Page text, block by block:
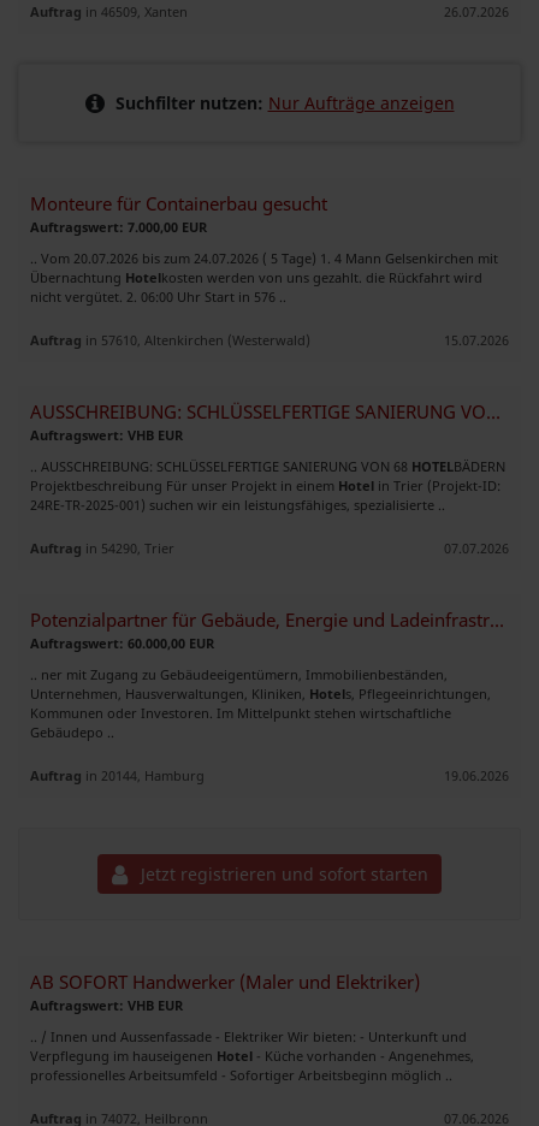
Auftrag in 46509, Xanten 26.07.2026
Suchfilter nutzen: Nur Aufträge anzeigen
Monteure für Containerbau gesucht
Auftragswert: 7.000,00 EUR
.. Vom 20.07.2026 bis zum 24.07.2026 ( 5 Tage) 1. 4 Mann Gelsenkirchen mit
Übernachtung Hotelkosten werden von uns gezahlt. die Rückfahrt wird
nicht vergütet. 2. 06:00 Uhr Start in 576 ..
Auftrag in 57610, Altenkirchen (Westerwald) 15.07.2026
AUSSCHREIBUNG: SCHLÜSSELFERTIGE SANIERUNG VON 68 HOTELBÄDERN
Auftragswert: VHB EUR
.. AUSSCHREIBUNG: SCHLÜSSELFERTIGE SANIERUNG VON 68 HOTEL BÄDERN ​
Projektbeschreibung Für unser Projekt in einem Hotel in Trier (Projekt-ID:
24RE-TR-2025-001) suchen wir ein leistungsfähiges, spezialisierte ..
Auftrag in 54290, Trier 07.07.2026
Potenzialpartner für Gebäude, Energie und Ladeinfrastruktur gesucht
Auftragswert: 60.000,00 EUR
.. ner mit Zugang zu Gebäudeeigentümern, Immobilienbeständen,
Unternehmen, Hausverwaltungen, Kliniken, Hotels, Pflegeeinrichtungen,
Kommunen oder Investoren. Im Mittelpunkt stehen wirtschaftliche
Gebäudepo ..
Auftrag in 20144, Hamburg 19.06.2026
Jetzt registrieren und sofort starten
AB SOFORT Handwerker (Maler und Elektriker)
Auftragswert: VHB EUR
.. / Innen und Aussenfassade - Elektriker Wir bieten: - Unterkunft und
Verpflegung im hauseigenen Hotel - Küche vorhanden - Angenehmes,
professionelles Arbeitsumfeld - Sofortiger Arbeitsbeginn möglich ..
Auftrag in 74072, Heilbronn 07.06.2026